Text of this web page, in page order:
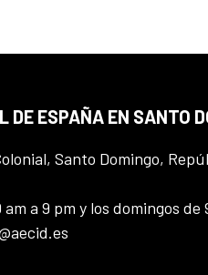
DE ESPAÑA EN SANTO
Santo Domingo,
a 9 pm y los domingos